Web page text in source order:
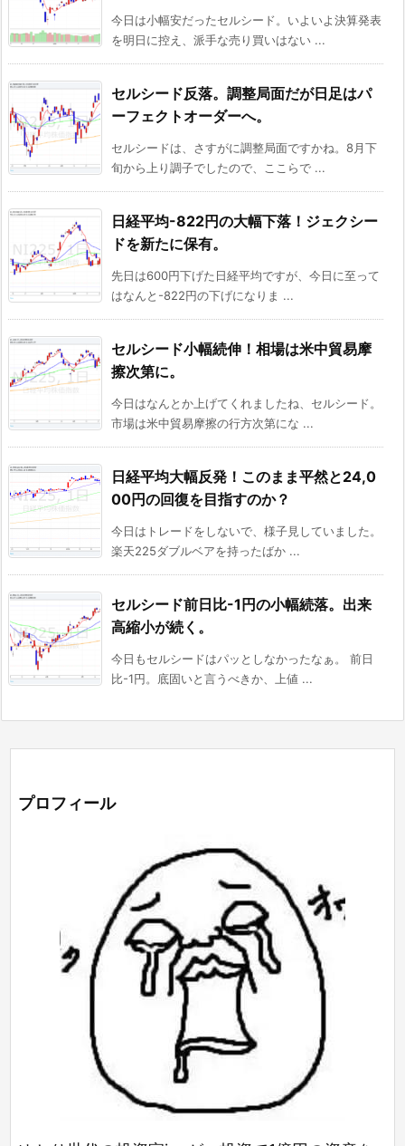
今日は小幅安だったセルシード。いよいよ決算発表
を明日に控え、派手な売り買いはない ...
セルシード反落。調整局面だが日足はパ
ーフェクトオーダーへ。
セルシードは、さすがに調整局面ですかね。8月下
旬から上り調子でしたので、ここらで ...
日経平均-822円の大幅下落！ジェクシー
ドを新たに保有。
先日は600円下げた日経平均ですが、今日に至って
はなんと-822円の下げになりま ...
セルシード小幅続伸！相場は米中貿易摩
擦次第に。
今日はなんとか上げてくれましたね、セルシード。
市場は米中貿易摩擦の行方次第にな ...
日経平均大幅反発！このまま平然と24,0
00円の回復を目指すのか？
今日はトレードをしないで、様子見していました。
楽天225ダブルベアを持ったばか ...
セルシード前日比-1円の小幅続落。出来
高縮小が続く。
今日もセルシードはパッとしなかったなぁ。 前日
比-1円。底固いと言うべきか、上値 ...
プロフィール